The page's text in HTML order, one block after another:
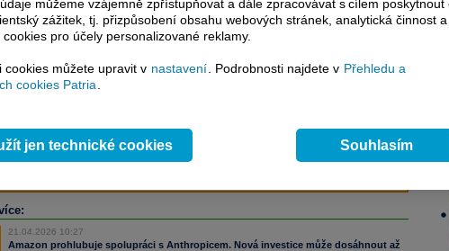
komentáře a horké zprávy jsou
terminálovou metodou (bez nutnosti obnovovat stránku) bez
zpravodajství, ale i další služby získáte v Patria Plus / Investor Plus -
fundamenty kalkulátory
21.04.2026 10:27
Amazon prohlubuje spolupráci s Anthropicem. Nová investice může dosáhnout až
můžeme vzájemně zpřístupňovat a dále zpracovávat s cílem poskytnout
zážitek, tj. přizpůsobení obsahu webových stránek, analytická činnost a
pro účely personalizované reklamy.
cookies můžete upravit v nastavení . Podrobnosti najdete v Přehledu a
cookies Patria
jen technické cookies Souhlasím